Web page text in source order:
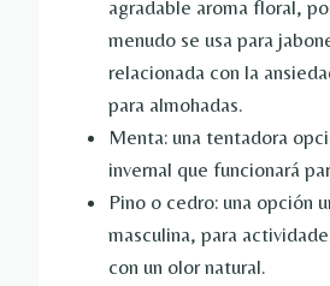
agradable aroma floral,
menudo se usa para
relacionada con la
para almohadas.
Menta: una tentadora
invernal que funcionará
Pino o cedro: una opción
masculina, para
con un olor natural.